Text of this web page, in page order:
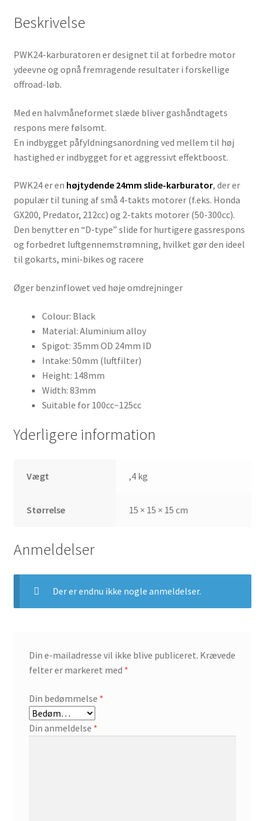
Beskrivelse
PWK24-karburatoren er designet til at forbedre motor
ydeevne og opnå fremragende resultater i forskellige
offroad-løb.
Med en halvmåneformet slæde bliver gashåndtagets
respons mere følsomt.
En indbygget påfyldningsanordning ved mellem til høj
hastighed er indbygget for et aggressivt effektboost.
PWK24 er en højtydende 24mm slide-karburator, der er
populær til tuning af små 4-takts motorer (f.eks. Honda
GX200, Predator, 212cc) og 2-takts motorer (50-300cc).
Den benytter en “D-type” slide for hurtigere gassrespons
og forbedret luftgennemstrømning, hvilket gør den ideel
til gokarts, mini-bikes og racere
Øger benzinflowet ved høje omdrejninger
Colour: Black
Material: Aluminium alloy
Spigot: 35mm OD 24mm ID
Intake: 50mm (luftfilter)
Height: 148mm
Width: 83mm
Suitable for 100cc~125cc
Yderligere information
Vægt ,4 kg
Størrelse 15 × 15 × 15 cm
Anmeldelser
Der er endnu ikke nogle anmeldelser.
Din e-mailadresse vil ikke blive publiceret. Krævede
felter er markeret med *
Din bedømmelse *
Din anmeldelse *